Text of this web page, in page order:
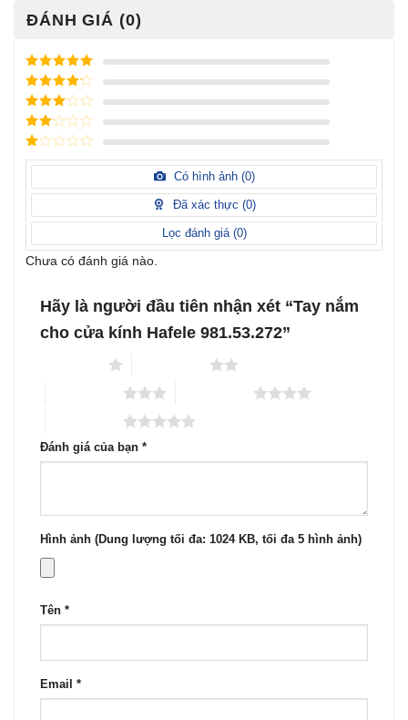
ĐÁNH GIÁ (0)
Được xếp
hạng
5
5
sao
Được xếp
hạng
4
5
sao
Được
xếp
hạng3
5 sao
Được
hạng
sao
Được
hạng
sao
Có hình ảnh (0)
Đã xác thực (0)
Lọc đánh giá (0)
Chưa có đánh giá nào.
Hãy là người đầu tiên nhận xét “Tay nắm
cho cửa kính Hafele 981.53.272”
Đánh giá của bạn *
Hình ảnh (Dung lượng tối đa: 1024 KB, tối đa 5 hình ảnh)
Tên *
Email *